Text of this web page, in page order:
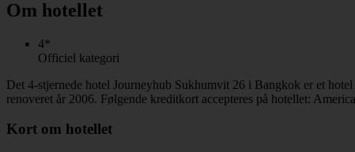
Om hotellet
4*
Officiel kategori
Det 4-stjernede hotel Journeyhub Sukhumvit 26 i Bangkok er et
renoveret år 2006. Følgende kreditkort accepteres på hotellet:
Kort om hotellet